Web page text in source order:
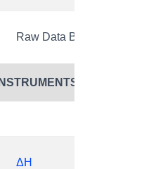
Raw Data Base
ΔH